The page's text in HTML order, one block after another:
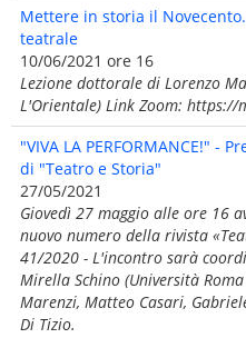
Mettere in storia il
teatrale
10/06/2021 ore 16
Lezione dottorale di Lorenzo
L'Orientale) Link Zoom: https://
"VIVA LA PERFORMANCE!" -
di "Teatro e Storia"
27/05/2021
Giovedì 27 maggio alle ore 16
nuovo numero della rivista
41/2020 - L'incontro sarà
Mirella Schino (Università
Marenzi, Matteo Casari,
Di Tizio.